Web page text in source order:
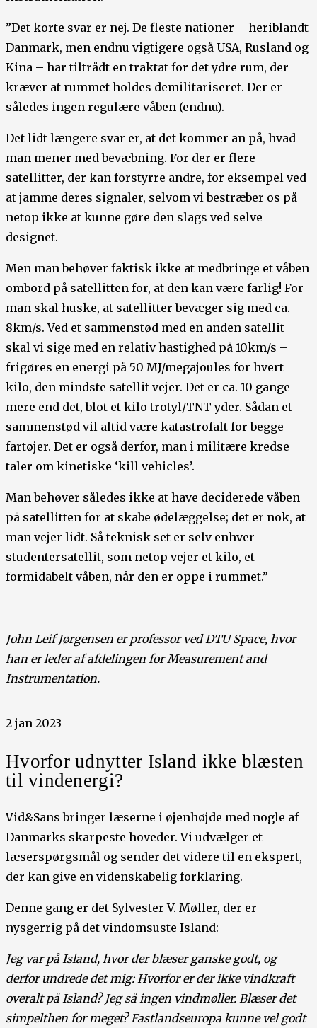
”Det korte svar er nej. De fleste nationer – heriblandt
Danmark, men endnu vigtigere også USA, Rusland og
Kina – har tiltrådt en traktat for det ydre rum, der
kræver at rummet holdes demilitariseret. Der er
således ingen regulære våben (endnu).
Det lidt længere svar er, at det kommer an på, hvad
man mener med bevæbning. For der er flere
satellitter, der kan forstyrre andre, for eksempel ved
at jamme deres signaler, selvom vi bestræber os på
netop ikke at kunne gøre den slags ved selve
designet.
Men man behøver faktisk ikke at medbringe et våben
ombord på satellitten for, at den kan være farlig! For
man skal huske, at satellitter bevæger sig med ca.
8km/s. Ved et sammenstød med en anden satellit –
skal vi sige med en relativ hastighed på 10km/s –
frigøres en energi på 50 MJ/megajoules for hvert
kilo, den mindste satellit vejer. Det er ca. 10 gange
mere end det, blot et kilo trotyl/TNT yder. Sådan et
sammenstød vil altid være katastrofalt for begge
fartøjer. Det er også derfor, man i militære kredse
taler om kinetiske ‘kill vehicles’.
Man behøver således ikke at have deciderede våben
på satellitten for at skabe ødelæggelse; det er nok, at
man vejer lidt. Så teknisk set er selv enhver
studentersatellit, som netop vejer et kilo, et
formidabelt våben, når den er oppe i rummet.”
–
John Leif Jørgensen er professor ved DTU Space, hvor
han er leder af afdelingen for Measurement and
Instrumentation.
2 jan 2023
Hvorfor udnytter Island ikke blæsten
til vindenergi?
Vid&Sans bringer læserne i øjenhøjde med nogle af
Danmarks skarpeste hoveder. Vi udvælger et
læserspørgsmål og sender det videre til en ekspert,
der kan give en videnskabelig forklaring.
Denne gang er det Sylvester V. Møller, der er
nysgerrig på det vindomsuste Island:
Jeg var på Island, hvor der blæser ganske godt, og
derfor undrede det mig: Hvorfor er der ikke vindkraft
overalt på Island? Jeg så ingen vindmøller. Blæser det
simpelthen for meget? Fastlandseuropa kunne vel godt